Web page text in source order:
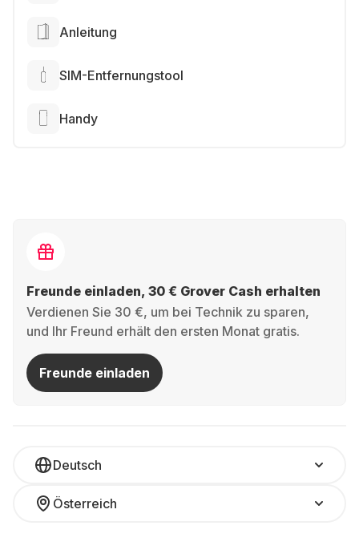
Anleitung
SIM-Entfernungstool
Handy
Freunde einladen, 30 € Grover Cash erhalten
Verdienen Sie 30 €, um bei Technik zu sparen,
und Ihr Freund erhält den ersten Monat gratis.
Freunde einladen
Deutsch
Österreich